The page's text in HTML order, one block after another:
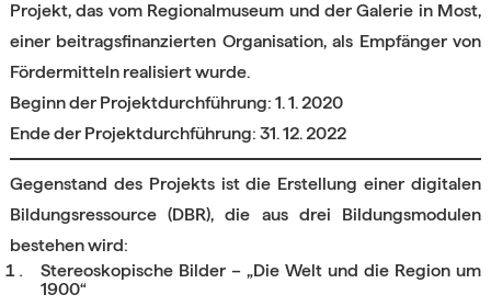
Projekt, das vom Regionalmuseum und der Galerie in Most,
einer beitragsfinanzierten Organisation, als Empfänger von
Fördermitteln realisiert wurde.
Beginn der Projektdurchführung: 1. 1. 2020
Ende der Projektdurchführung: 31. 12. 2022
Gegenstand des Projekts ist die Erstellung einer digitalen
Bildungsressource (DBR), die aus drei Bildungsmodulen
bestehen wird:
Stereoskopische Bilder – „Die Welt und die Region um
1900“